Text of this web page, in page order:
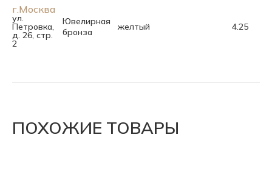
г.Москва
ул.
Петровка,
д. 26, стр.
2
Ювелирная
бронза
желтый 4.25
ПОХОЖИЕ ТОВАРЫ